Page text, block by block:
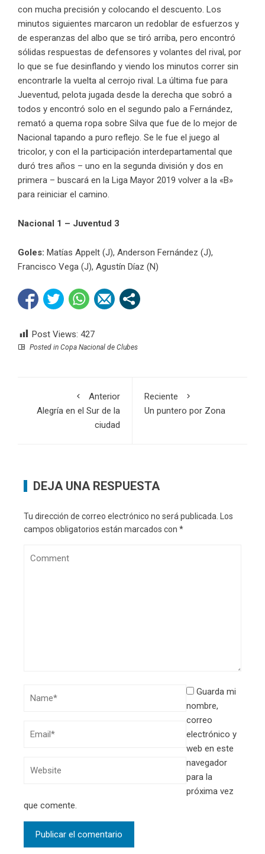
con mucha precisión y colocando el descuento. Los
minutos siguientes marcaron un redoblar de esfuerzos y
de esperanzas del albo que se tiró arriba, pero encontró
sólidas respuestas de defensores y volantes del rival, por
lo que se fue desinflando y viendo los minutos correr sin
encontrarle la vuelta al cerrojo rival. La última fue para
Jueventud, pelota jugada desde la derecha que sobró a
todos y encontró solo en el segundo palo a Fernández,
remató a quema ropa sobre Silva que fue de lo mejor de
Nacional tapando a puro reflejo. Se le fue el juego al
tricolor, y con el la participación interdepartamental que
duró tres años – uno en la segunda división y dos en
primera – buscará en la Liga Mayor 2019 volver a la «B»
para reiniciar el camino.
Nacional 1 – Juventud 3
Goles: Matías Appelt (J), Anderson Fernández (J),
Francisco Vega (J), Agustín Díaz (N)
Post Views: 427
Posted in Copa Nacional de Clubes
Anterior
Alegría en el Sur de la
ciudad
Reciente
Un puntero por Zona
DEJA UNA RESPUESTA
Tu dirección de correo electrónico no será publicada. Los
campos obligatorios están marcados con *
Guarda mi
nombre,
correo
electrónico y
web en este
navegador
para la
próxima vez
que comente.